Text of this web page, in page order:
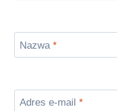
Nazwa *
Adres e-mail *